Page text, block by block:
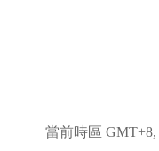
當前時區 GMT+8,